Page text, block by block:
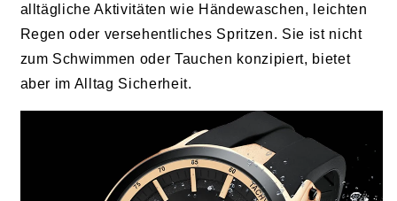
alltägliche Aktivitäten wie Händewaschen, leichten
Regen oder versehentliches Spritzen. Sie ist nicht
zum Schwimmen oder Tauchen konzipiert, bietet
aber im Alltag Sicherheit.